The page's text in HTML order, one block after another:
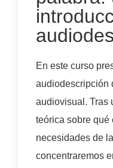
En este curso
audiodescripción
audiovisual. Tras
teórica sobre
necesidades de
concentraremos